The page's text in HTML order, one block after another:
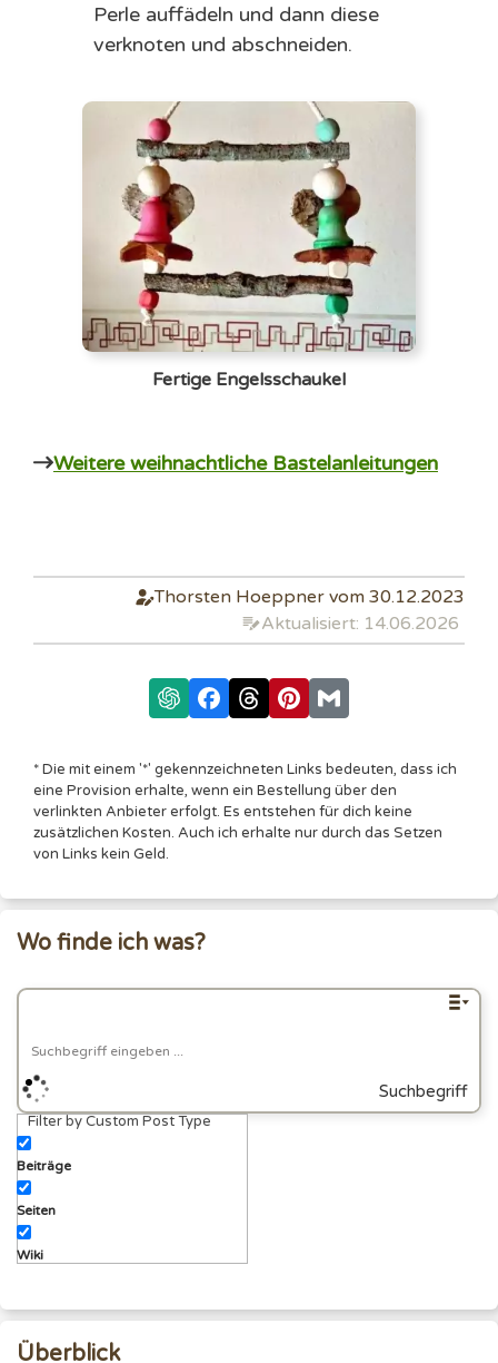
Perle auffädeln und dann diese
verknoten und abschneiden.
Fertige Engelsschaukel
Weitere weihnachtliche Bastelanleitungen
Thorsten Hoeppner vom 30.12.2023
Aktualisiert: 14.06.2026
* Die mit einem '*' gekennzeichneten Links bedeuten, dass ich
eine Provision erhalte, wenn ein Bestellung über den
verlinkten Anbieter erfolgt. Es entstehen für dich keine
zusätzlichen Kosten. Auch ich erhalte nur durch das Setzen
von Links kein Geld.
Wo finde ich was?
Suchbegriff
Filter by Custom Post Type
Beiträge
Seiten
Wiki
Überblick